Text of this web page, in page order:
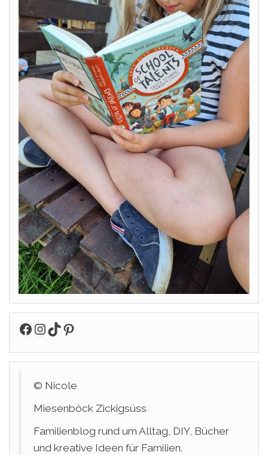
Facebook
Instagram
TikTok
Pinterest
© Nicole
Miesenböck Zickigsüss
Familienblog rund um Alltag, DIY, Bücher
und kreative Ideen für Familien.